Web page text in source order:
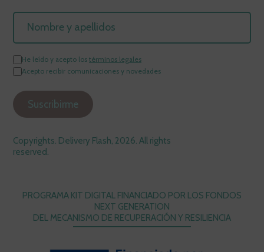
He leído y acepto los términos legales
Acepto recibir comunicaciones y novedades
Copyrights. Delivery Flash, 2026. All rights
reserved.
PROGRAMA KIT DIGITAL FINANCIADO POR LOS FONDOS
NEXT GENERATION
DEL MECANISMO DE RECUPERACIÓN Y RESILIENCIA